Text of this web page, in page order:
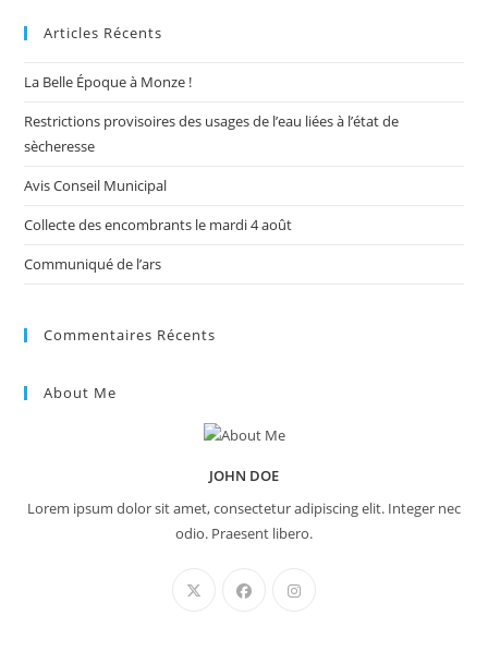
Articles Récents
La Belle Époque à Monze !
Restrictions provisoires des usages de l’eau liées à l’état de
sècheresse
Avis Conseil Municipal
Collecte des encombrants le mardi 4 août
Communiqué de l’ars
Commentaires Récents
About Me
JOHN DOE
Lorem ipsum dolor sit amet, consectetur adipiscing elit. Integer nec
odio. Praesent libero.